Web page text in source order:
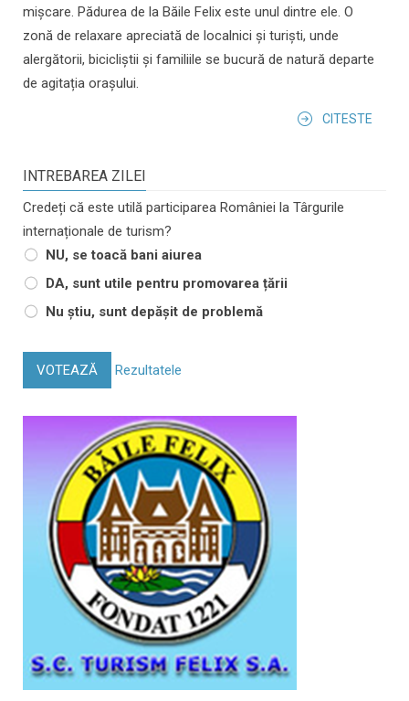
mișcare. Pădurea de la Băile Felix este unul dintre ele. O
zonă de relaxare apreciată de localnici și turiști, unde
alergătorii, bicicliștii și familiile se bucură de natură departe
de agitația orașului.
CITESTE
INTREBAREA ZILEI
Credeți că este utilă participarea României la Târgurile
internaționale de turism?
NU, se toacă bani aiurea
DA, sunt utile pentru promovarea țării
Nu știu, sunt depășit de problemă
VOTEAZĂ Rezultatele